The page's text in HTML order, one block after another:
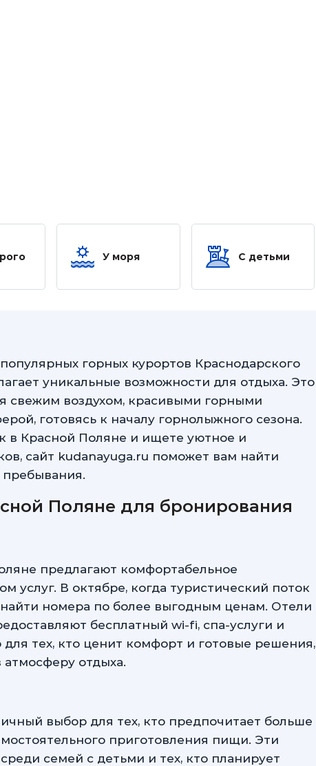
У моря С детьми
горных курортов Краснодарского
уникальные возможности для отдыха. Это
свежим воздухом, красивыми горными
готовясь к началу горнолыжного сезона.
в Красной Поляне и ищете уютное и
сайт kudanayuga.ru поможет вам найти
Поляне для бронирования
предлагают комфортабельное
услуг. В октябре, когда туристический поток
номера по более выгодным ценам. Отели
бесплатный wi-fi, спа-услуги и
тех, кто ценит комфорт и готовые решения,
атмосферу отдыха.
выбор для тех, кто предпочитает больше
приготовления пищи. Эти
семей с детьми и тех, кто планирует